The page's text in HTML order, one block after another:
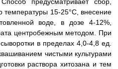
температуры 15-25°С, внесение
воде, в дозе 4-12%,
центробежным методом. При
в пределах 4,0-4,8 ед.
чистыми культурами
раствора хитозана и тем